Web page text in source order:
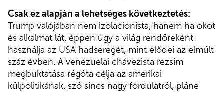
Csak ez alapján a lehetséges következtetés:
Trump valójában nem izolacionista, hanem ha okot
és alkalmat lát, éppen úgy a világ rendőreként
használja az USA hadseregét, mint elődei az elmúlt
száz évben. A venezuelai chávezista rezsim
megbuktatása régóta célja az amerikai
külpolitikának, szó sincs nagy fordulatról, pláne